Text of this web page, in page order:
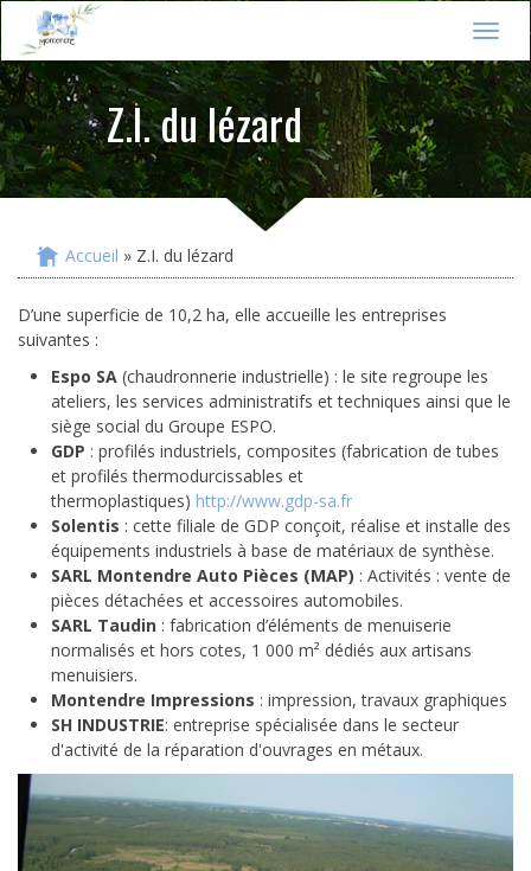
T
o
g
g
l
e
n
a
n
Z.I. du lézard
Vous êtes ici
Accueil » Z.I. du lézard
D’une superficie de 10,2 ha, elle accueille les entreprises
suivantes :
Espo SA (chaudronnerie industrielle) : le site regroupe les
ateliers, les services administratifs et techniques ainsi que le
siège social du Groupe ESPO.
GDP : profilés industriels, composites (fabrication de tubes
et profilés thermodurcissables et
thermoplastiques) http://www.gdp-sa.fr
Solentis : cette filiale de GDP conçoit, réalise et installe des
équipements industriels à base de matériaux de synthèse.
SARL Montendre Auto Pièces (MAP) : Activités : vente de
pièces détachées et accessoires automobiles.
SARL Taudin : fabrication d’éléments de menuiserie
normalisés et hors cotes, 1 000 m² dédiés aux artisans
menuisiers.
Montendre Impressions : impression, travaux graphiques
SH INDUSTRIE: entreprise spécialisée dans le secteur
d'activité de la réparation d'ouvrages en métaux.